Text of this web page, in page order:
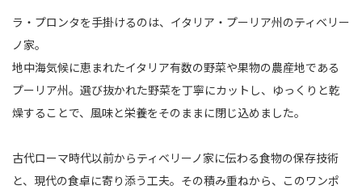
ラ・プロンタを手掛けるのは、イタリア・プーリア州のティベリー
ノ家。
地中海気候に恵まれたイタリア有数の野菜や果物の農産地である
プーリア州。選び抜かれた野菜を丁寧にカットし、ゆっくりと乾
燥することで、風味と栄養をそのままに閉じ込めました。
古代ローマ時代以前からティベリーノ家に伝わる食物の保存技術
と、現代の食卓に寄り添う工夫。その積み重ねから、このワンポ